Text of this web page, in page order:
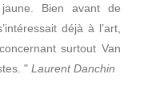
Bien avant de
déjà à l’art,
surtout Van
"Laurent Danchin